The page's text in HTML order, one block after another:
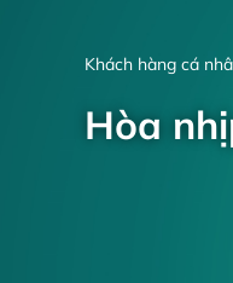
Khách hàng cá
Hòa